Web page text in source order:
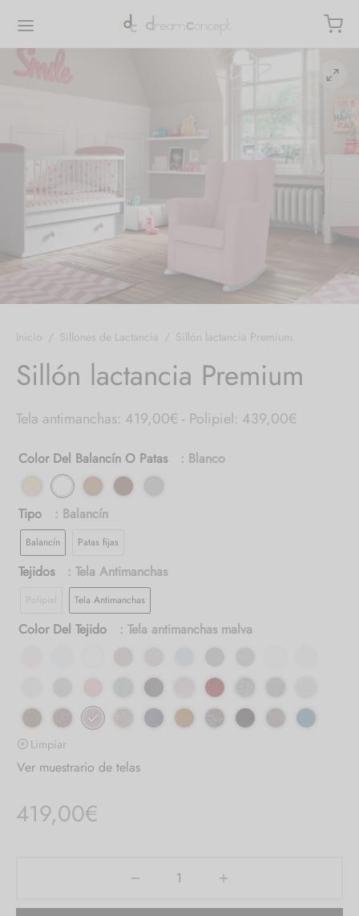
Inicio / Sillones de Lactancia / Sillón lactancia Premium
Sillón lactancia Premium
Tela antimanchas: 419,00€ - Polipiel: 439,00€
Color Del Balancín O Patas : Blanco
Tipo : Balancín
Balancín Patas fijas
Tejidos : Tela Antimanchas
Polipiel Tela Antimanchas
Color Del Tejido : Tela antimanchas malva
Limpiar
Ver muestrario de telas
419,00€